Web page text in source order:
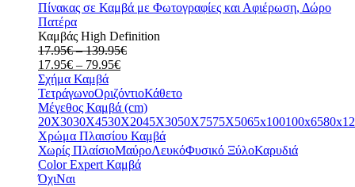
Πίνακας σε Καμβά με Φωτογραφίες και Αφιέρωση, Δώρο
Πατέρα
Καμβάς High Definition
17.95€ – 139.95€Price
through
139.95€
17.95€ – 79.95€Price
17.95€
through
79.95€
Σχήμα Καμβά
ΤετράγωνοΟριζόντιοΚάθετο
Μέγεθος Καμβά (cm)
20X3030X4530X2045X3050X7575X5065x100100x65
Χρώμα Πλαισίου Καμβά
Χωρίς ΠλαίσιοΜαύροΛευκόΦυσικό ΞύλοΚαρυδιά
Color Expert Καμβά
ΌχιΝαι